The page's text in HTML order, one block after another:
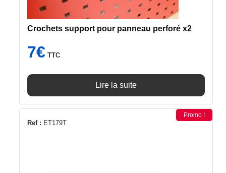
Crochets support pour panneau perforé x2
7€ TTC
Lire la suite
Ref : ET179T
Promo !